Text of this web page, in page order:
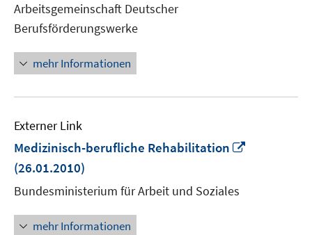
Fenster
Arbeitsgemeinschaft Deutscher
Berufsförderungswerke
mehr Informationen
Externer Link
Medizinisch-berufliche Rehabilitation
(26.01.2010)
Bundesministerium für Arbeit und Soziales
mehr Informationen